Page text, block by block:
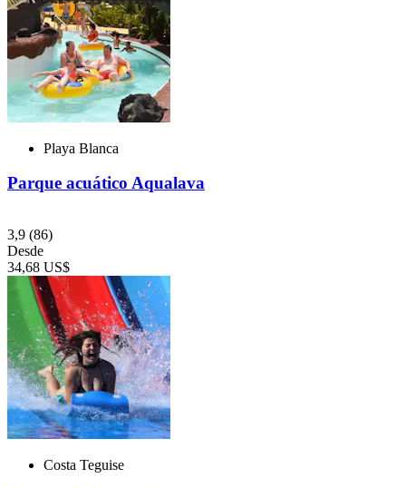
Playa Blanca
Parque acuático Aqualava
3,9 (86)
Desde
34,68 US$
Costa Teguise